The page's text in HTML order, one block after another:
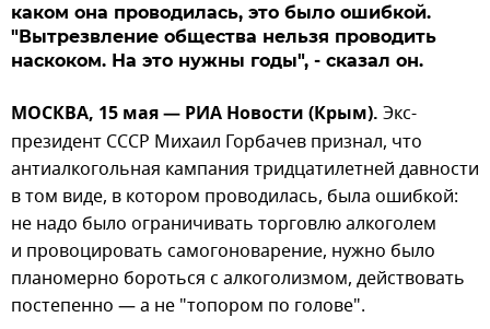
каком она проводилась, это было ошибкой.
"Вытрезвление общества нельзя проводить
наскоком. На это нужны годы", - сказал он.
МОСКВА, 15 мая — РИА Новости (Крым). Экс-
президент СССР Михаил Горбачев признал, что
антиалкогольная кампания тридцатилетней давности
в том виде, в котором проводилась, была ошибкой:
не надо было ограничивать торговлю алкоголем
и провоцировать самогоноварение, нужно было
планомерно бороться с алкоголизмом, действовать
постепенно — а не "топором по голове".